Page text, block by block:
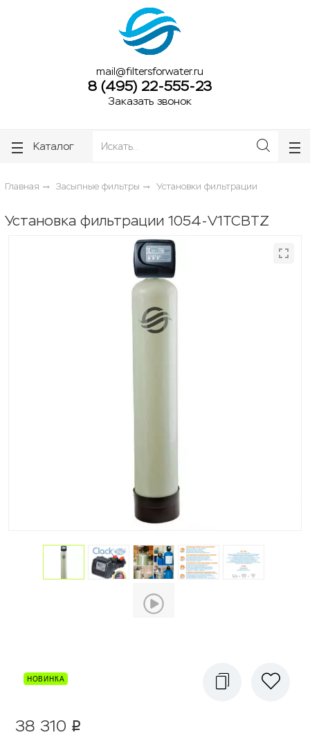
mail@filtersforwater.ru
8 (495) 22-555-23
Заказать звонок
Каталог
Главная Засыпные фильтры Установки фильтрации
Установка фильтрации 1054-V1TCBTZ
38 310 p